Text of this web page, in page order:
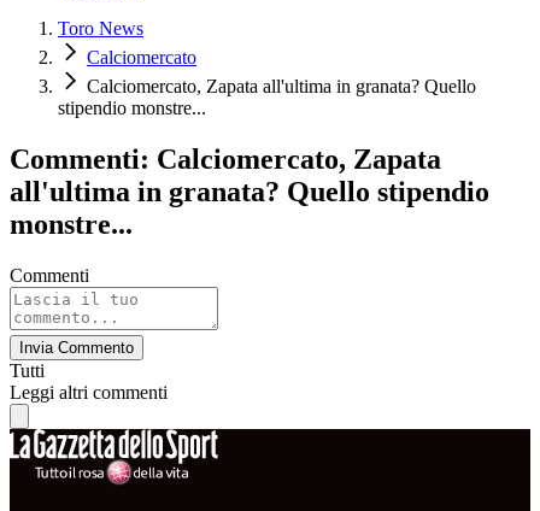
Toro News
Calciomercato
Calciomercato, Zapata all'ultima in granata? Quello
stipendio monstre...
Commenti: Calciomercato, Zapata
all'ultima in granata? Quello stipendio
monstre...
Commenti
Invia Commento
Tutti
Leggi altri commenti